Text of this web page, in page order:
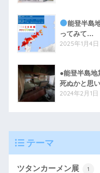
能登半島
ってみて…
2025年1月4日
●能登半島
死ぬかと思い
2024年2月1日
テーマ
ツタンカーメン展 1